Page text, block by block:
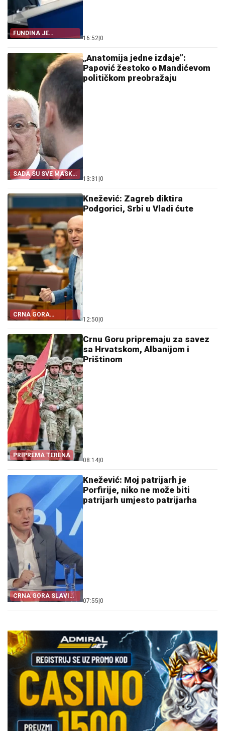
FUNDINA JE
POKAZALA SVE
16:52 0
SADA SU SVE MASKE
PALE
„Anatomija jedne izdaje”:
Papović žestoko o Mandićevom
političkom preobražaju
13:31 0
CRNA GORA
POSTALA TALAC
Knežević: Zagreb diktira
Podgorici, Srbi u Vladi ćute
12:50 0
PRIPREMA TERENA
Crnu Goru pripremaju za savez
sa Hrvatskom, Albanijom i
Prištinom
08:14 0
CRNA GORA SLAVI
„OLUJU“
Knežević: Moj patrijarh je
Porfirije, niko ne može biti
patrijarh umjesto patrijarha
07:55 0